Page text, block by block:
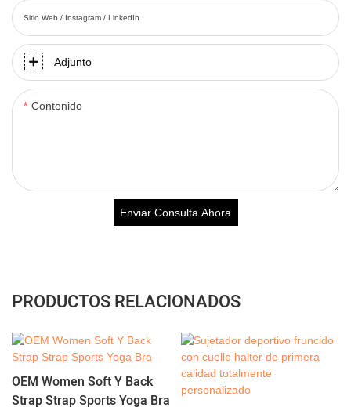
Sitio Web / Instagram / LinkedIn
Adjunto
Contenido
Enviar Consulta Ahora
PRODUCTOS RELACIONADOS
OEM Women Soft Y Back
Strap Strap Sports Yoga Bra